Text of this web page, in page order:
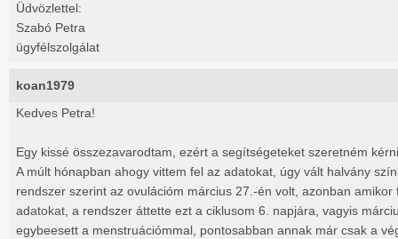
Üdvözlettel:
Szabó Petra
ügyfélszolgálat
koan1979
Kedves Petra!
Egy kissé összezavarodtam, ezért a segítségeteket szeretném
A múlt hónapban ahogy vittem fel az adatokat, úgy vált halvány
rendszer szerint az ovulációm március 27.-én volt, azonban
adatokat, a rendszer áttette ezt a ciklusom 6. napjára, vagyis
egybeesett a menstruációmmal, pontosabban annak már csak a